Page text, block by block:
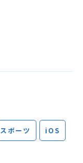
スポーツ iOS